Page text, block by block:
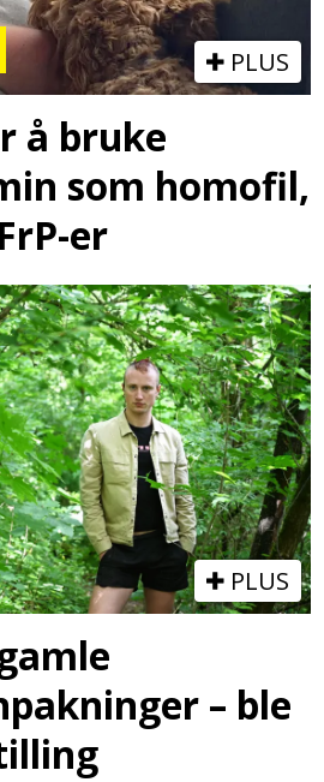
PLUS
å bruke
som homofil,
er
PLUS
– ble